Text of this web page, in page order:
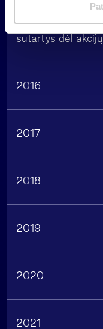
s
Metai, kuriai
sutartys dėl
2016
2017
2018
2019
2020
2021